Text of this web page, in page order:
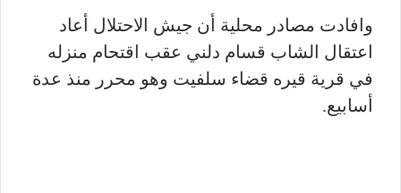
وافادت مصادر محلية أن جيش الاحتلال أعاد
اعتقال الشاب قسام دلني عقب اقتحام منزله
في قرية قيره قضاء سلفيت وهو محرر منذ عدة
أسابيع.